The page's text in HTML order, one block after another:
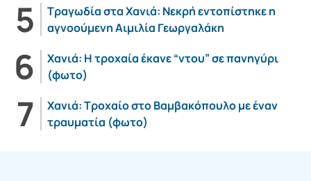
Τραγωδία στα Χανιά: Νεκρή εντοπίστηκε η
αγνοούμενη Αιμιλία Γεωργαλάκη
Χανιά: Η τροχαία έκανε “ντου” σε πανηγύρι
(φωτο)
Χανιά: Τροχαίο στο Βαμβακόπουλο με έναν
τραυματία (φωτο)